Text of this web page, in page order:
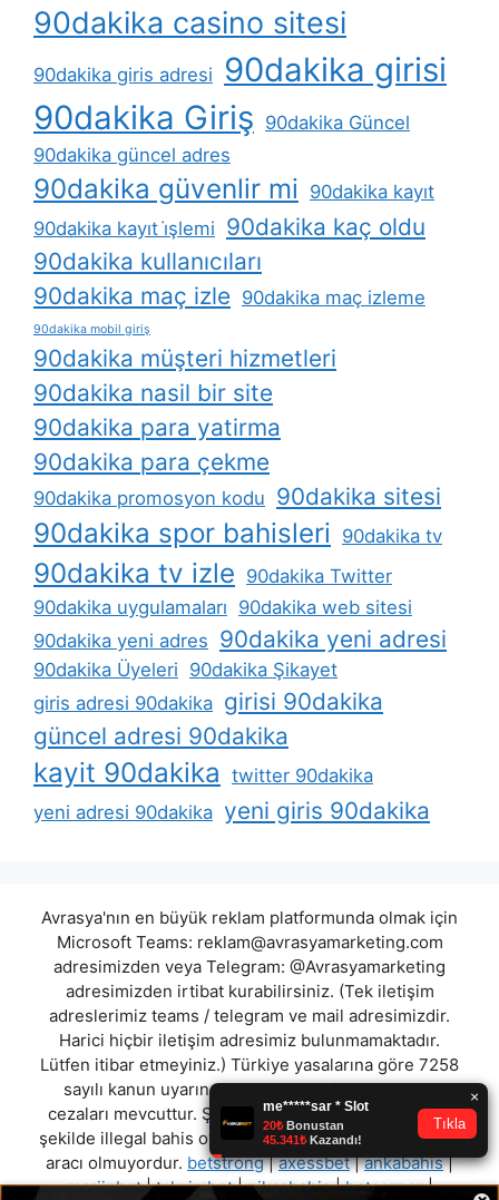
90dakika casino sitesi
90dakika giris adresi
90dakika girisi
90dakika Giriş 90dakika Güncel
90dakika güncel adres
90dakika güvenlir mi 90dakika kayıt
90dakika kayıt i̇şlemi 90dakika kaç oldu
90dakika kullanıcıları
90dakika maç izle 90dakika maç izleme
90dakika mobil giriş
90dakika müşteri hizmetleri
90dakika nasil bir site
90dakika para yatirma
90dakika para çekme
90dakika promosyon kodu 90dakika sitesi
90dakika spor bahisleri 90dakika tv
90dakika tv izle 90dakika Twitter
90dakika uygulamaları 90dakika web sitesi
90dakika yeni adres 90dakika yeni adresi
90dakika Üyeleri 90dakika Şikayet
giris adresi 90dakika girisi 90dakika
güncel adresi 90dakika
kayit 90dakika twitter 90dakika
yeni adresi 90dakika yeni giris 90dakika
Avrasya'nın en büyük reklam platformunda olmak için
Microsoft Teams: reklam@avrasyamarketing.com
adresimizden veya Telegram: @Avrasyamarketing
adresimizden irtibat kurabilirsiniz. (Tek iletişim
adreslerimiz teams / telegram ve mail adresimizdir.
Harici hiçbir iletişim adresimiz bulunmamaktadır.
Lütfen itibar etmeyiniz.) Türkiye yasalarına göre 7258
sayılı kanun uyarınca yasa dışı bahis oynamanın
cezaları mevcuttur. Şu an bulunduğunuz site hiç bir
şekilde illegal bahis oyunları oynatmıyor ve oynamaya
aracı olmuyordur. betstrong|axessbet|ankabahis|
marjinbet|takvimbet|nikasbahis|betcorner|